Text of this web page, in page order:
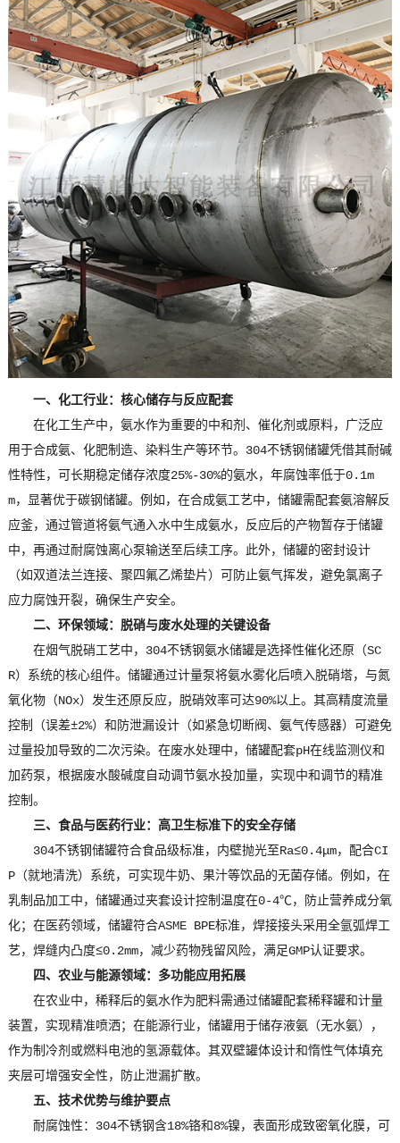
一、化工行业：核心储存与反应配套
在化工生产中，氨水作为重要的中和剂、催化剂或原料，广泛应
用于合成氨、化肥制造、染料生产等环节。304不锈钢储罐凭借其耐碱
性特性，可长期稳定储存浓度25%-30%的氨水，年腐蚀率低于0.1m
m，显著优于碳钢储罐。例如，在合成氨工艺中，储罐需配套氨溶解反
应釜，通过管道将氨气通入水中生成氨水，反应后的产物暂存于储罐
中，再通过耐腐蚀离心泵输送至后续工序。此外，储罐的密封设计
（如双道法兰连接、聚四氟乙烯垫片）可防止氨气挥发，避免氯离子
应力腐蚀开裂，确保生产安全。
二、环保领域：脱硝与废水处理的关键设备
在烟气脱硝工艺中，304不锈钢氨水储罐是选择性催化还原（SC
R）系统的核心组件。储罐通过计量泵将氨水雾化后喷入脱硝塔，与氮
氧化物（NOx）发生还原反应，脱硝效率可达90%以上。其高精度流量
控制（误差±2%）和防泄漏设计（如紧急切断阀、氨气传感器）可避免
过量投加导致的二次污染。在废水处理中，储罐配套pH在线监测仪和
加药泵，根据废水酸碱度自动调节氨水投加量，实现中和调节的精准
控制。
三、食品与医药行业：高卫生标准下的安全存储
304不锈钢储罐符合食品级标准，内壁抛光至Ra≤0.4μm，配合CI
P（就地清洗）系统，可实现牛奶、果汁等饮品的无菌存储。例如，在
乳制品加工中，储罐通过夹套设计控制温度在0-4℃，防止营养成分氧
化；在医药领域，储罐符合ASME BPE标准，焊接接头采用全氩弧焊工
艺，焊缝内凸度≤0.2mm，减少药物残留风险，满足GMP认证要求。
四、农业与能源领域：多功能应用拓展
在农业中，稀释后的氨水作为肥料需通过储罐配套稀释罐和计量
装置，实现精准喷洒；在能源行业，储罐用于储存液氨（无水氨），
作为制冷剂或燃料电池的氢源载体。其双壁罐体设计和惰性气体填充
夹层可增强安全性，防止泄漏扩散。
五、技术优势与维护要点
耐腐蚀性：304不锈钢含18%铬和8%镍，表面形成致密氧化膜，可